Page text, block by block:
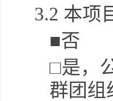
3.2 本项
■否
□是，
群团组